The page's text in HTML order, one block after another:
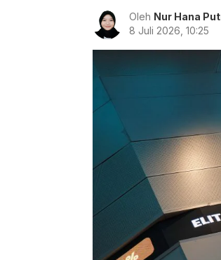
Oleh Nur Hana
8 Juli 2026, 10:25